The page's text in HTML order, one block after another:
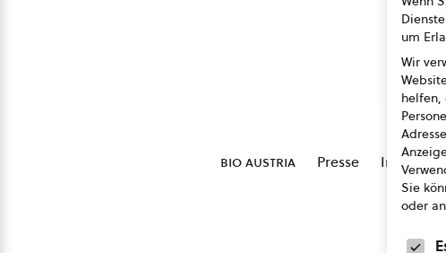
bio austria Presse
um
Wir
helfen,
Sie
oder